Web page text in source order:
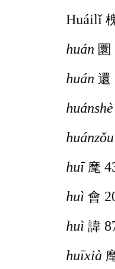
Huáilǐ
huán 圜
huán 還
huánshè
huánzǒu
huī 麾
huì 會
huì 諱
huīxià